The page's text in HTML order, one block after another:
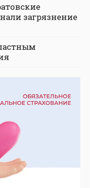
загрязнение